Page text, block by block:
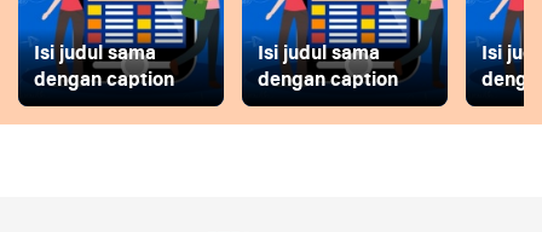
Isi judul sama
dengan caption
Isi judul sama
dengan caption
Isi